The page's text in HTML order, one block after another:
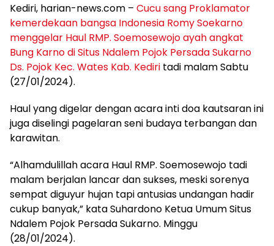
Kediri, harian-news.com – Cucu sang Proklamator
kemerdekaan bangsa Indonesia Romy Soekarno
menggelar Haul RMP. Soemosewojo ayah angkat
Bung Karno di Situs Ndalem Pojok Persada Sukarno
Ds. Pojok Kec. Wates Kab. Kediri tadi malam Sabtu
(27/01/2024).
Haul yang digelar dengan acara inti doa kautsaran ini
juga diselingi pagelaran seni budaya terbangan dan
karawitan.
“Alhamdulillah acara Haul RMP. Soemosewojo tadi
malam berjalan lancar dan sukses, meski sorenya
sempat diguyur hujan tapi antusias undangan hadir
cukup banyak,” kata Suhardono Ketua Umum Situs
Ndalem Pojok Persada Sukarno. Minggu
(28/01/2024).